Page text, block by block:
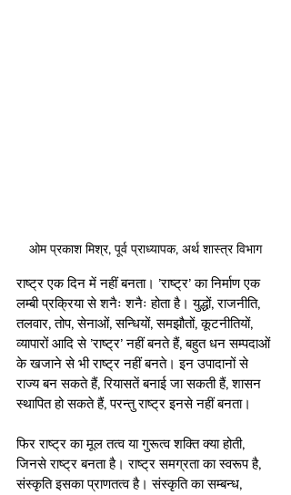
ओम प्रकाश मिश्र, पूर्व प्राध्यापक, अर्थ शास्त्र विभाग
राष्ट्र एक दिन में नहीं बनता। ’राष्ट्र’ का निर्माण एक
लम्बी प्रक्रिया से शनैः शनैः होता है। युद्धों, राजनीति,
तलवार, तोप, सेनाओं, सन्धियों, समझौतों, कूटनीतियों,
व्यापारों आदि से ’राष्ट्र’ नहीं बनते हैं, बहुत धन सम्पदाओं
के खजाने से भी राष्ट्र नहीं बनते। इन उपादानों से
राज्य बन सकते हैं, रियासतें बनाई जा सकती हैं, शासन
स्थापित हो सकते हैं, परन्तु राष्ट्र इनसे नहीं बनता।
फिर राष्ट्र का मूल तत्व या गुरूत्व शक्ति क्या होती,
जिनसे राष्ट्र बनता है। राष्ट्र समग्रता का स्वरूप है,
संस्कृति इसका प्राणतत्व है। संस्कृति का सम्बन्ध,